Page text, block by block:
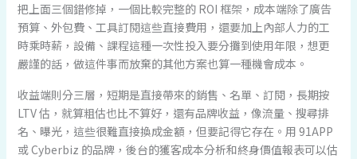
把上面三個錯修掉，一個比較完整的 ROI 框架，成本端除了廣告
預算、外包費、工具訂閱這些直接費用，還要加上內部人力的工
時乘時薪，設備、課程這種一次性投入要分攤到使用年限，想更
嚴謹的話，做這件事而放棄的其他方案也算一種機會成本。
收益端則分三層，短期是直接帶來的銷售、名單、訂閱，長期按
LTV 估，就算粗估也比不算好，還有品牌收益，像流量、搜尋排
名、曝光，這些很難直接換成金額，但要記得它存在。用 91APP
或 Cyberbiz 的品牌，後台的獲客成本分析和終身價值報表可以估